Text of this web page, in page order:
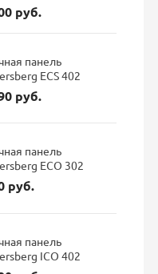
руб.
панель
ECS 402
руб.
панель
ECO 302
руб.
панель
ICO 402